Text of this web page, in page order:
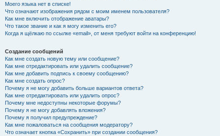
Моего языка нет в списке!
Что означают изображения рядом с моим именем пользователя?
Как мне включить отображение аватары?
Что такое звание и как я могу изменить его?
Когда я щёлкаю по ссылке «email», от меня требуют войти на конференцию!
Создание сообщений
Как мне создать новую тему или сообщение?
Как мне отредактировать или удалить сообщение?
Как мне добавить подпись к своему сообщению?
Как мне создать опрос?
Почему я не могу добавить больше вариантов ответа?
Как мне отредактировать или удалить опрос?
Почему мне недоступны некоторые форумы?
Почему я не могу добавлять вложения?
Почему я получил предупреждение?
Как мне пожаловаться на сообщения модератору?
Что означает кнопка «Сохранить» при создании сообщения?